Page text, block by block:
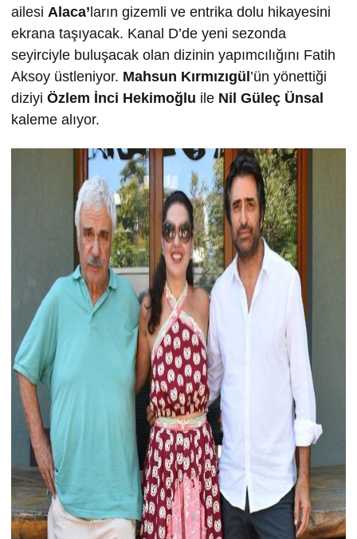
ailesi Alaca’ ların gizemli ve entrika dolu hikayesini
ekrana taşıyacak. Kanal D’de yeni sezonda
seyirciyle buluşacak olan dizinin yapımcılığını Fatih
Aksoy üstleniyor. Mahsun Kırmızıgül ’ün yönettiği
diziyi Özlem İnci Hekimoğlu ile Nil Güleç Ünsal
kaleme alıyor.